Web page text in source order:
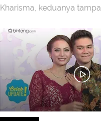
Kharisma, keduanya
pers di Hotel Le